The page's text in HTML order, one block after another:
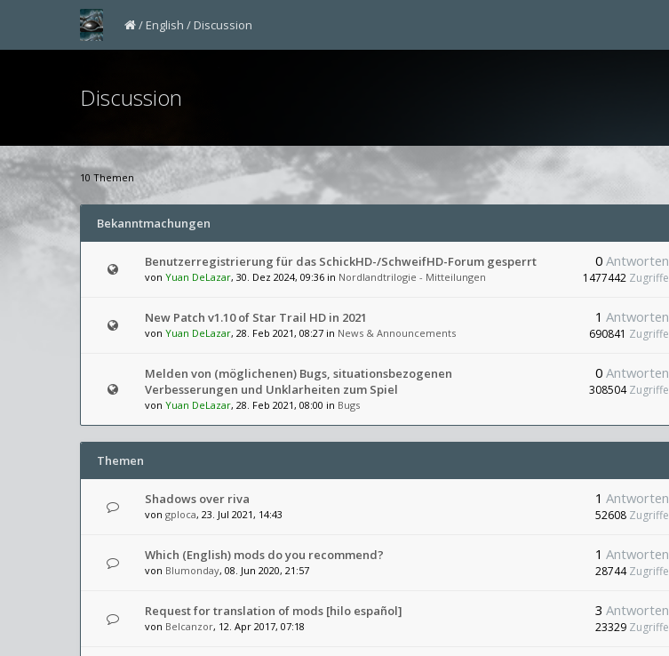
English Discussion
Discussion
10 Themen
Bekanntmachungen
Benutzerregistrierung für das SchickHD-/SchweifHD-Forum gesperrt
von Yuan DeLazar, 30. Dez 2024, 09:36 in Nordlandtrilogie - Mitteilungen
0 Antworten
1477442 Zugriffe
New Patch v1.10 of Star Trail HD in 2021
von Yuan DeLazar, 28. Feb 2021, 08:27 in News & Announcements
1 Antworten
690841 Zugriffe
Melden von (möglichenen) Bugs, situationsbezogenen
Verbesserungen und Unklarheiten zum Spiel
von Yuan DeLazar, 28. Feb 2021, 08:00 in Bugs
0 Antworten
308504Zugriffe
Themen
Shadows over riva
von gploca, 23. Jul 2021, 14:43
1 Antworten
52608 Zugriffe
Which (English) mods do you recommend?
von Blumonday, 08. Jun 2020, 21:57
1 Antworten
28744Zugriffe
Request for translation of mods [hilo español]
von Belcanzor, 12. Apr 2017, 07:18
3 Antworten
23329 Zugriffe